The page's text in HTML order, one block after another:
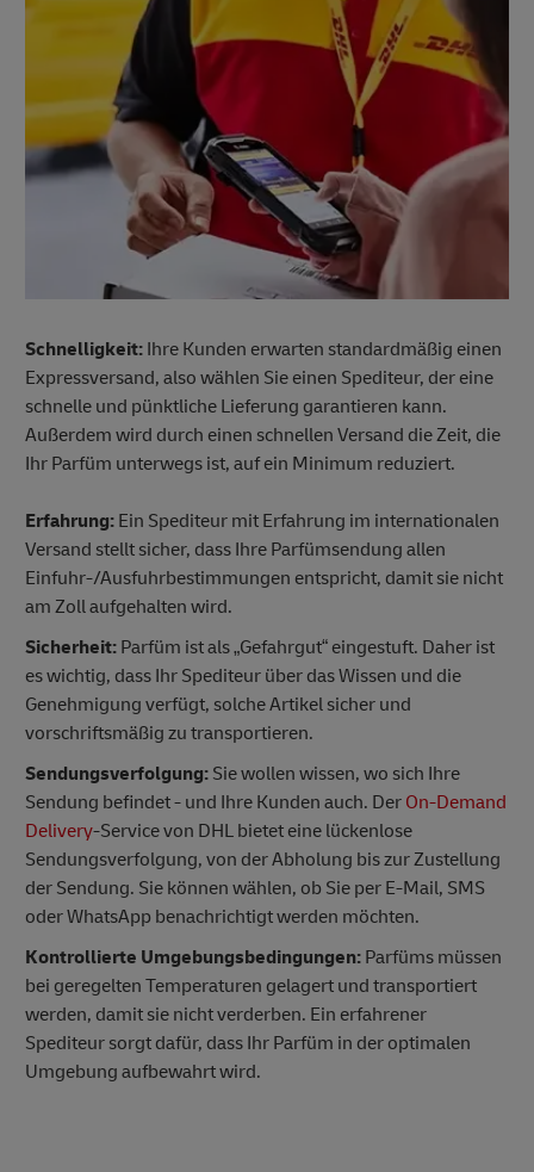
Schnelligkeit: Ihre Kunden erwarten standardmäßig einen
Expressversand, also wählen Sie einen Spediteur, der eine
schnelle und pünktliche Lieferung garantieren kann.
Außerdem wird durch einen schnellen Versand die Zeit, die
Ihr Parfüm unterwegs ist, auf ein Minimum reduziert.
Erfahrung: Ein Spediteur mit Erfahrung im internationalen
Versand stellt sicher, dass Ihre Parfümsendung allen
Einfuhr-/Ausfuhrbestimmungen entspricht, damit sie nicht
am Zoll aufgehalten wird.
Sicherheit: Parfüm ist als „Gefahrgut“ eingestuft. Daher ist
es wichtig, dass Ihr Spediteur über das Wissen und die
Genehmigung verfügt, solche Artikel sicher und
vorschriftsmäßig zu transportieren.
Sendungsverfolgung: Sie wollen wissen, wo sich Ihre
Sendung befindet - und Ihre Kunden auch. Der On-Demand
Delivery-Service von DHL bietet eine lückenlose
Sendungsverfolgung, von der Abholung bis zur Zustellung
der Sendung. Sie können wählen, ob Sie per E-Mail, SMS
oder WhatsApp benachrichtigt werden möchten.
Kontrollierte Umgebungsbedingungen: Parfüms müssen
bei geregelten Temperaturen gelagert und transportiert
werden, damit sie nicht verderben. Ein erfahrener
Spediteur sorgt dafür, dass Ihr Parfüm in der optimalen
Umgebung aufbewahrt wird.